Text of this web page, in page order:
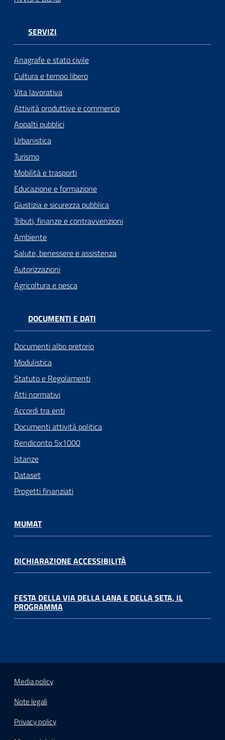
SERVIZI
Anagrafe e stato civile
Cultura e tempo libero
Vita lavorativa
Attività produttive e commercio
Appalti pubblici
Urbanistica
Turismo
Mobilità e trasporti
Educazione e formazione
Giustizia e sicurezza pubblica
Tributi, finanze e contravvenzioni
Ambiente
Salute, benessere e assistenza
Autorizzazioni
Agricoltura e pesca
DOCUMENTI E DATI
Documenti albo pretorio
Modulistica
Statuto e Regolamenti
Atti normativi
Accordi tra enti
Documenti attività politica
Rendiconto 5x1000
Istanze
Dataset
Progetti finanziati
MUMAT
DICHIARAZIONE ACCESSIBILITÀ
FESTA DELLA VIA DELLA LANA E DELLA SETA, IL
PROGRAMMA
Media policy
Note legali
Privacy policy